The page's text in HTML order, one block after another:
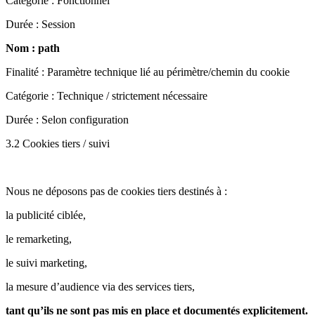
Durée : Session
Nom : path
Finalité : Paramètre technique lié au périmètre/chemin du cookie
Catégorie : Technique / strictement nécessaire
Durée : Selon configuration
3.2 Cookies tiers / suivi
Nous ne déposons pas de cookies tiers destinés à :
la publicité ciblée,
le remarketing,
le suivi marketing,
la mesure d’audience via des services tiers,
tant qu’ils ne sont pas mis en place et documentés explicitement.